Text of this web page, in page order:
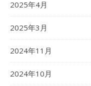
2025年4月
2025年3月
2024年11月
2024年10月